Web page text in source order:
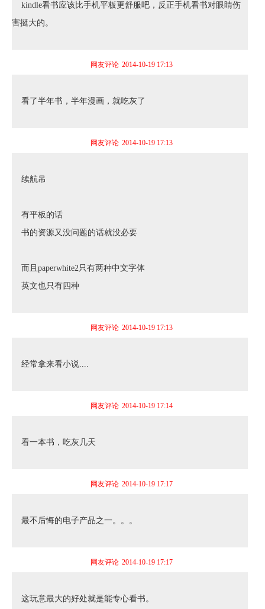
kindle看书应该比手机平板更舒服吧，反正手机看书对眼睛伤
害挺大的。
网友评论 2014-10-19 17:13
看了半年书，半年漫画，就吃灰了
网友评论 2014-10-19 17:13
续航吊
有平板的话
书的资源又没问题的话就没必要
而且paperwhite2只有两种中文字体
英文也只有四种
网友评论 2014-10-19 17:13
经常拿来看小说....
网友评论 2014-10-19 17:14
看一本书，吃灰几天
网友评论 2014-10-19 17:17
最不后悔的电子产品之一。。。
网友评论 2014-10-19 17:17
这玩意最大的好处就是能专心看书。